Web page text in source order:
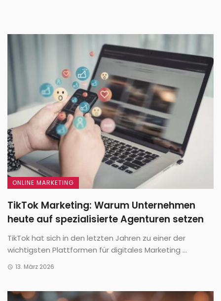
ONLINE MARKETING
TikTok Marketing: Warum Unternehmen
heute auf spezialisierte Agenturen setzen
TikTok hat sich in den letzten Jahren zu einer der
wichtigsten Plattformen für digitales Marketing ...
13. März 2026